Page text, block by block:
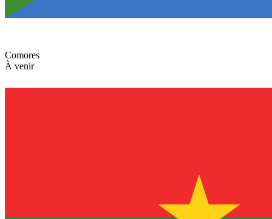
Comores
À venir